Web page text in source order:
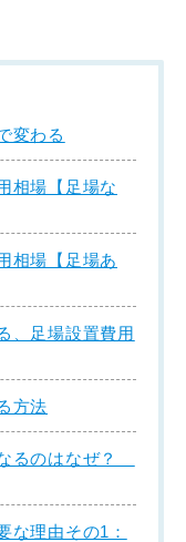
変わる
相場【足場な
相場【足場あ
、足場設置費用
方法
るのはなぜ？
な理由その1：